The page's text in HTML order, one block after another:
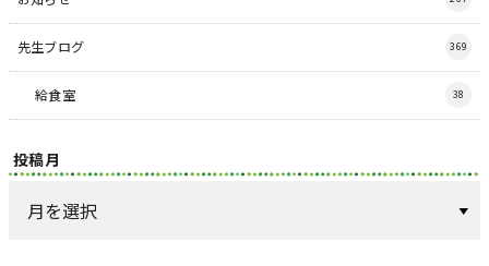
先生ブログ 369
給食室 38
投稿月